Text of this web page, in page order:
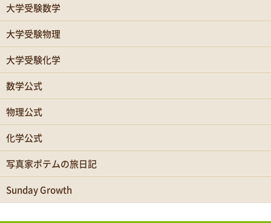
大学受験数学
大学受験物理
大学受験化学
数学公式
物理公式
化学公式
写真家ポテムの旅日記
Sunday Growth